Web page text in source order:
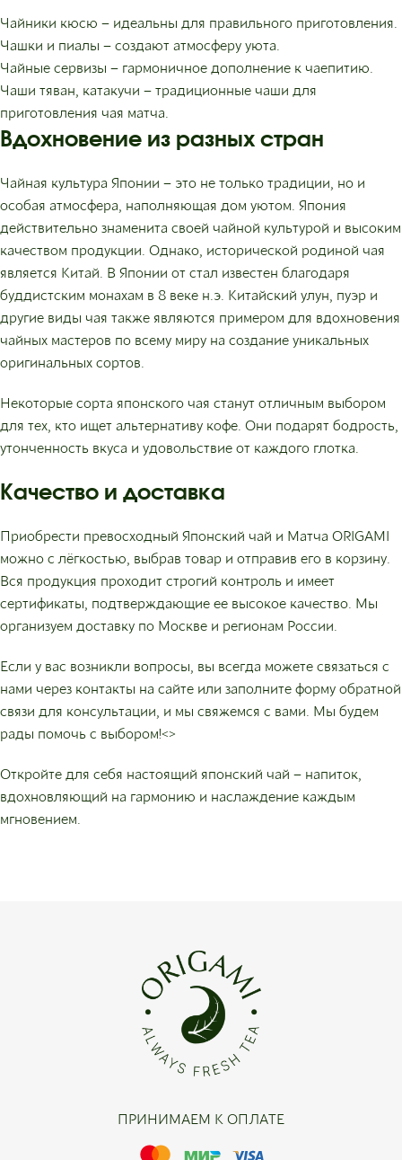
Чайники кюсю – идеальны для правильного приготовления.
Чашки и пиалы – создают атмосферу уюта.
Чайные сервизы – гармоничное дополнение к чаепитию.
Чаши тяван, катакучи – традиционные чаши для
приготовления чая матча.
Вдохновение из разных стран
Чайная культура Японии – это не только традиции, но и
особая атмосфера, наполняющая дом уютом. Япония
действительно знаменита своей чайной культурой и высоким
качеством продукции. Однако, исторической родиной чая
является Китай. В Японии от стал известен благодаря
буддистским монахам в 8 веке н.э. Китайский улун, пуэр и
другие виды чая также являются примером для вдохновения
чайных мастеров по всему миру на создание уникальных
оригинальных сортов.
Некоторые сорта японского чая станут отличным выбором
для тех, кто ищет альтернативу кофе. Они подарят бодрость,
утонченность вкуса и удовольствие от каждого глотка.
Качество и доставка
Приобрести превосходный Японский чай и Матча ORIGAMI
можно с лёгкостью, выбрав товар и отправив его в корзину.
Вся продукция проходит строгий контроль и имеет
сертификаты, подтверждающие ее высокое качество. Мы
организуем доставку по Москве и регионам России.
Если у вас возникли вопросы, вы всегда можете связаться с
нами через контакты на сайте или заполните форму обратной
связи для консультации, и мы свяжемся с вами. Мы будем
рады помочь с выбором!<>
Откройте для себя настоящий японский чай – напиток,
вдохновляющий на гармонию и наслаждение каждым
мгновением.
ПРИНИМАЕМ К ОПЛАТЕ